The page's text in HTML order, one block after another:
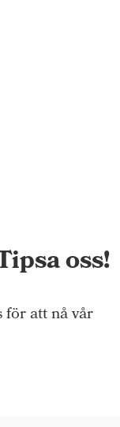
oss!
att nå vår